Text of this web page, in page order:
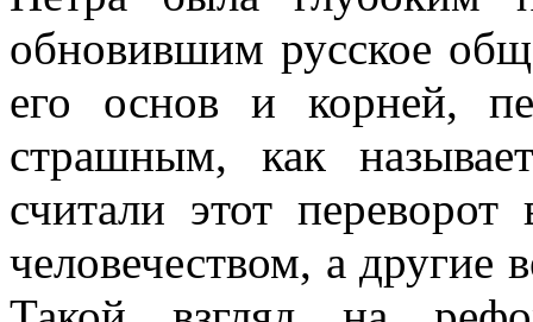
обновившим русское
его основ и корней,
страшным, как
считали этот
человечеством, а другие